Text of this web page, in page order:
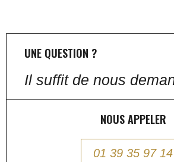
UNE QUESTION ?
Il suffit de nous
NOUS APPELER
01 39 35 97 14